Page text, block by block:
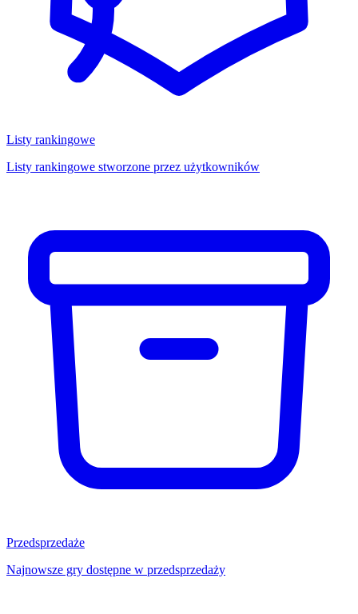
Listy rankingowe
Listy rankingowe stworzone przez użytkowników
Przedsprzedaże
Najnowsze gry dostępne w przedsprzedaży